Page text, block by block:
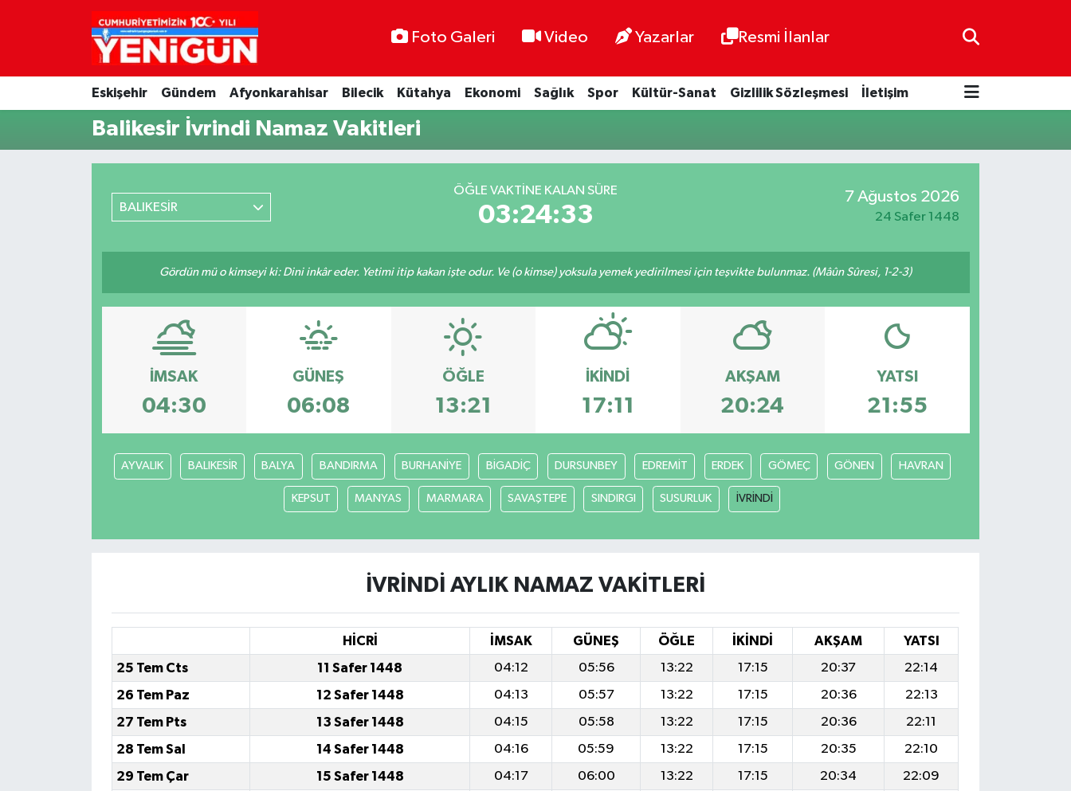
Foto Galeri Video Yazarlar Resmi İlanlar
Eskişehir Gündem Afyonkarahisar Bilecik Kütahya Ekonomi Sağlık Spor Kültür-Sanat Gizlilik Sözleşmesi İletişim
Balikesir İvrindi Namaz Vakitleri
BALIKESİR
ÖĞLE VAKTINE KALAN SÜRE
03:24:32
7 Ağustos 2026
24 Safer 1448
Gördün mü o kimseyi ki: Dini inkâr eder. Yetimi itip kakan işte odur. Ve (o kimse) yoksula yemek yedirilmesi için teşvikte bulunmaz. (Mâûn Sûresi, 1-2-3)
İMSAK
04:30
GÜNEŞ
06:08
ÖĞLE
13:21
İKINDI
17:11
AKŞAM
20:24
YATSI
21:55
AYVALIK BALIKESİR BALYA BANDIRMA BURHANİYE BİGADİÇ DURSUNBEY EDREMİT ERDEK GÖMEÇ GÖNEN HAVRAN
KEPSUT MANYAS MARMARA SAVAŞTEPE SINDIRGI SUSURLUK İVRİNDİ
İVRİNDİ AYLIK NAMAZ VAKITLERI
HİCRİ İMSAK GÜNEŞ ÖĞLE İKINDI AKŞAM
YATSI
25 Tem Cts
11 Safer 1448 04:12 05:56 13:22 17:15 20:37
22:14
26 Tem Paz
12 Safer 1448 04:13 05:57 13:22 17:15 20:36
22:13
27 Tem Pts
13 Safer 1448 04:15 05:58 13:22 17:15 20:36
22:11
28 Tem Sal
14 Safer 1448 04:16 05:59 13:22 17:15 20:35
22:10
29 Tem Çar
15 Safer 1448 04:17 06:00 13:22 17:15 20:34
22:09
Nöbetçi Eczaneler
Hava Durumu
Tüm Manşetler
Haber Arşivi